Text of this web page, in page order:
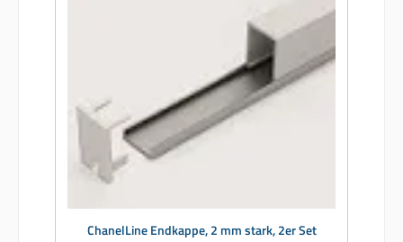
ChanelLine Endkappe, 2 mm stark, 2er Set